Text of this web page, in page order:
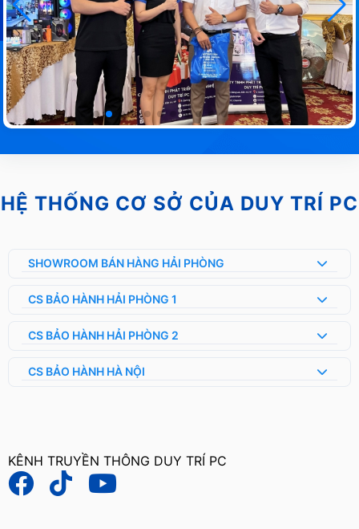
HỆ THỐNG CƠ SỞ CỦA DUY TRÍ PC
SHOWROOM BÁN HÀNG HẢI PHÒNG
CS BẢO HÀNH HẢI PHÒNG 1
CS BẢO HÀNH HẢI PHÒNG 2
CS BẢO HÀNH HÀ NỘI
KÊNH TRUYỀN THÔNG DUY TRÍ PC